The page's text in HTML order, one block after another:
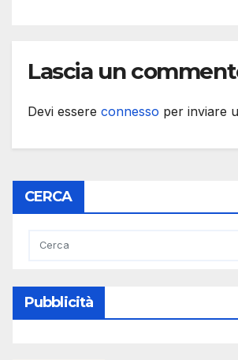
Lascia un
Devi essere connesso per inviare
CERCA
Pubblicità